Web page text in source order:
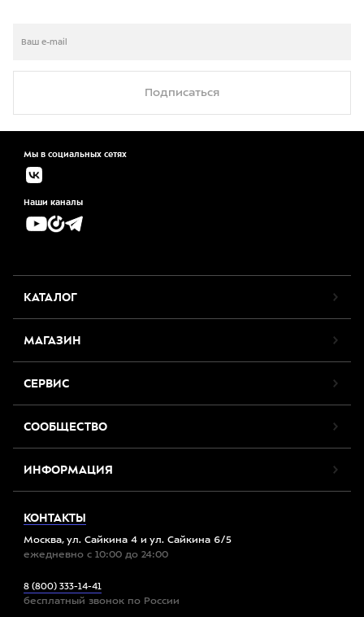
Подписаться
Мы в социальных сетях
Наши каналы
КАТАЛОГ
МАГАЗИН
СЕРВИС
СООБЩЕСТВО
ИНФОРМАЦИЯ
КОНТАКТЫ
Москва, ул. Сайкина 4 и ул. Сайкина 6/5
ежедневно с 10:00 до 24:00
8 (800) 333-14-41
бесплатный звонок по России